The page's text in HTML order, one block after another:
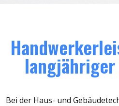
Bei der Haus- und